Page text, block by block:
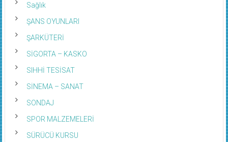
Sağlık
ŞANS OYUNLARI
ŞARKÜTERİ
SİGORTA – KASKO
SIHHİ TESİSAT
SİNEMA – SANAT
SONDAJ
SPOR MALZEMELERİ
SÜRÜCÜ KURSU